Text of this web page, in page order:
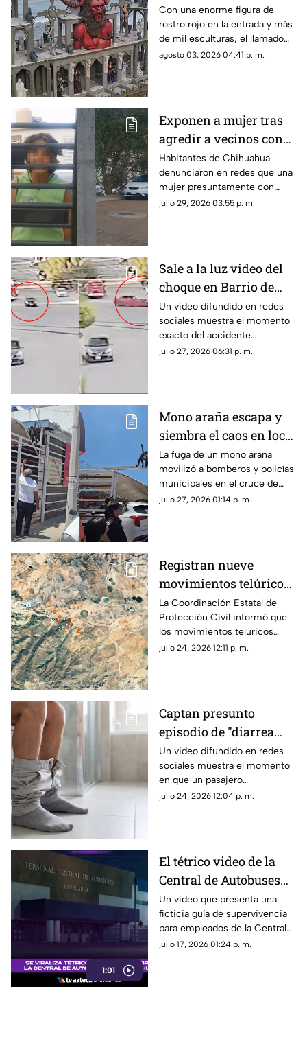
por qué se volvió tan
famoso?
Con una enorme figura de
rostro rojo en la entrada y más
de mil esculturas, el llamado
“Castillo del Diablo” se ha
agosto 03, 2026 04:41 p. m.
Exponen a mujer tras
agredir a vecinos con
cuchillos en
Chihuahua; revelan
presunta condición
Habitantes de Chihuahua
denunciaron en redes que una
mujer presuntamente con
problemas de salud mental
julio 29, 2026 03:55 p. m.
Sale a la luz video del
choque en Barrio de
Londres donde murió
una mujer | VIDEO
Un video difundido en redes
sociales muestra el momento
exacto del accidente
registrado en la colonia Barrio
julio 27, 2026 06:31 p. m.
Mono araña escapa y
siembra el caos en local
de barbacoa en
Chihuahua | VIDEO
La fuga de un mono araña
movilizó a bomberos y policías
municipales en el cruce de
Ortiz Mena y Ahuehuete en
julio 27, 2026 01:14 p. m.
Registran nueve
movimientos telúricos
al sur de Chihuahua;
Protección Civil da
detalles
La Coordinación Estatal de
Protección Civil informó que
los movimientos telúricos
ocurrieron entre la noche del
julio 24, 2026 12:11 p. m.
Captan presunto
episodio de "diarrea
explosiva" en
transporte público;
video se viraliza
Un video difundido en redes
sociales muestra el momento
en que un pasajero
aparentemente sufrió un
julio 24, 2026 12:04 p. m.
1:01
El tétrico video de la
Central de Autobuses
de Chihuahua que
causa furor en redes
sociales
Un video que presenta una
ficticia guía de supervivencia
para empleados de la Central
de Autobuses de Chihuahua ha
julio 17, 2026 01:24 p. m.